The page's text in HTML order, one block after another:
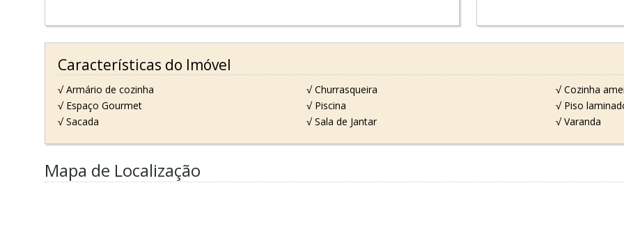
Características do Imóvel
√ Armário de cozinha √ Churrasqueira
√ Cozinha
√ Espaço Gourmet
√ Piscina
√ Piso
√ Sacada
√ Sala de Jantar √ Varanda
Mapa de Localização